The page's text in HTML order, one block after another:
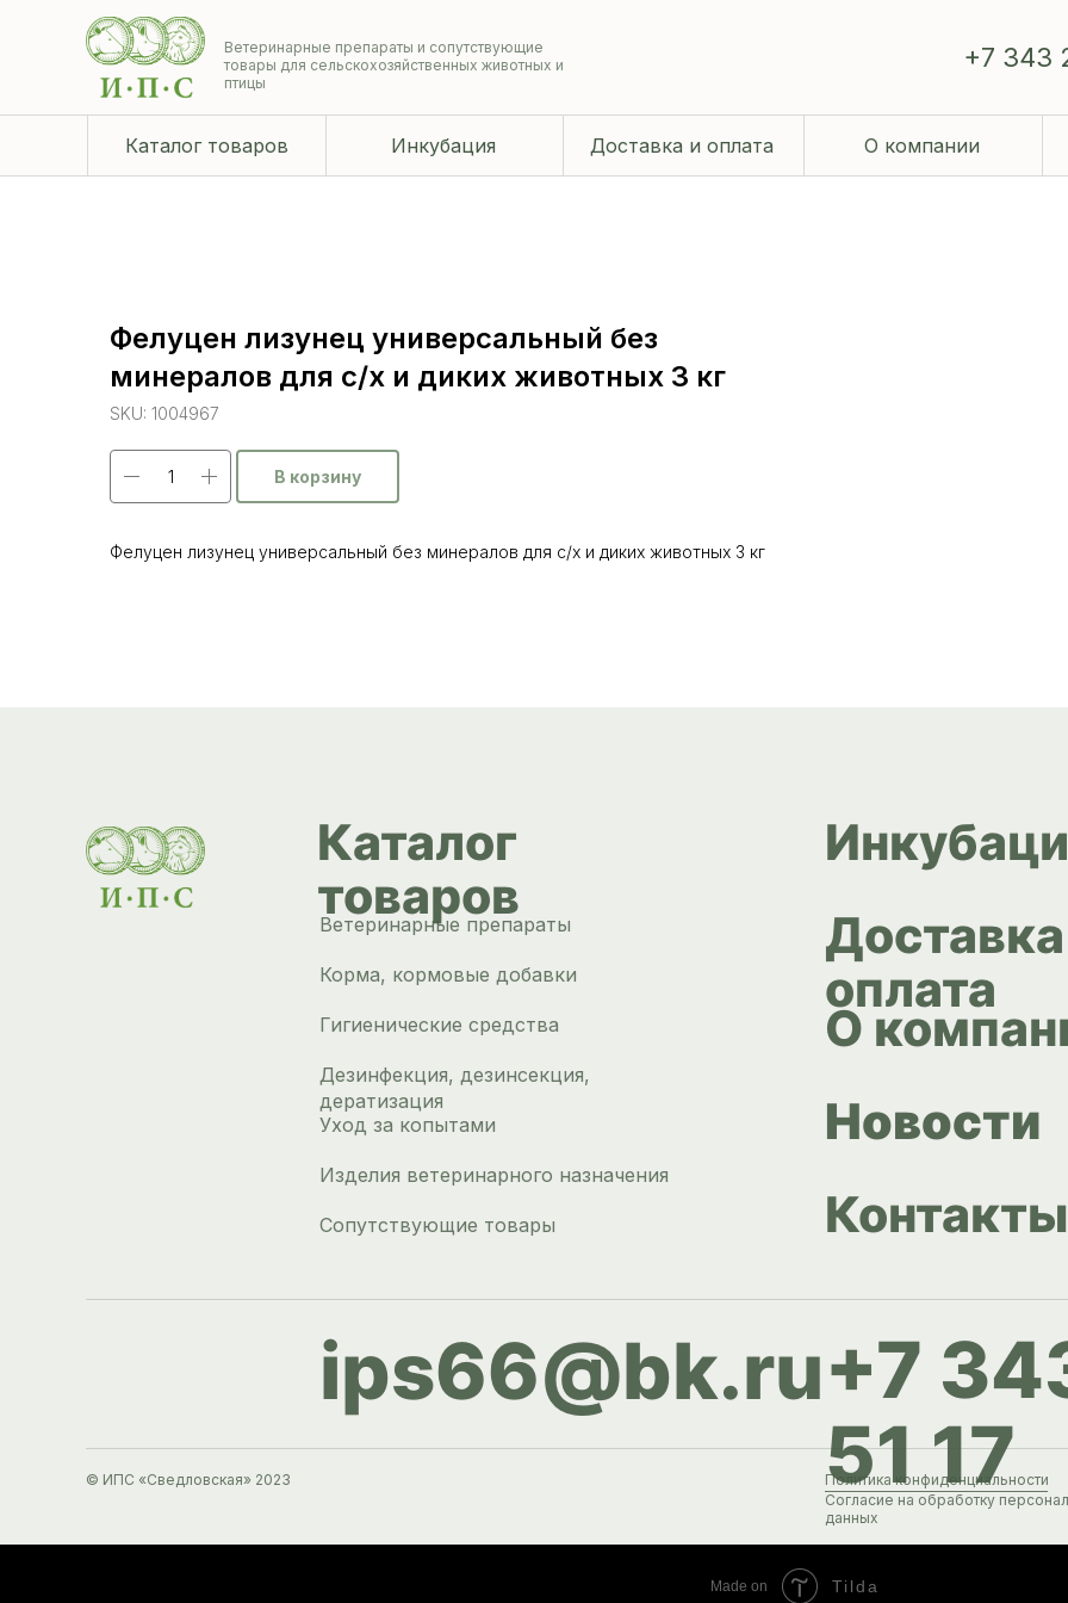
Каталог товаров Инкубация Доставка и оплата О компании
Ветеринарные препараты и сопутствующие
товары для сельскохозяйственных животных и
птицы
+7 343
Фелуцен лизунец универсальный без
минералов для с/х и диких животных 3 кг
SKU: 1004967
В корзину
Фелуцен лизунец универсальный без минералов для с/х и диких животных 3 кг
Каталог
товаров
ips66@bk.ru+7
51 17
оплата
О
Контакты
Ветеринарные препараты
Корма, кормовые добавки
Гигиенические средства
Дезинфекция, дезинсекция,
дератизация
Уход за копытами
Изделия ветеринарного назначения
Сопутствующие товары
© ИПС «Сведловская» 2023
Политика конфиденциальности
Согласие на обработку
данных
Новости
Made on Tilda